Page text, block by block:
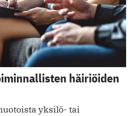
häiriöiden
yksilö- tai